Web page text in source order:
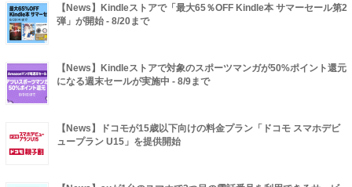
【News】Kindleストアで「最大65％OFF Kindle本 サマーセール第2
弾」が開始 - 8/20まで
【News】Kindleストアで対象のスポーツマンガが50%ポイント還元
になる週末セールが実施中 - 8/9まで
【News】ドコモが15歳以下向けの料金プラン「ドコモ スマホデビ
ュープラン U15」を提供開始